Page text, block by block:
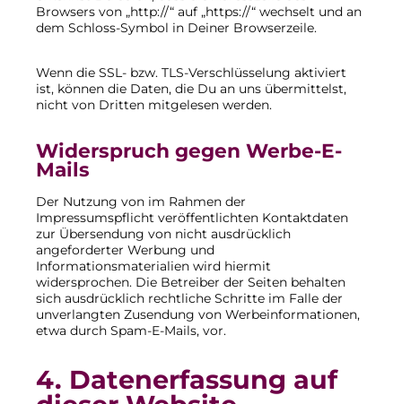
Browsers von „http://“ auf „https://“ wechselt und an
dem Schloss-Symbol in Deiner Browserzeile.
Wenn die SSL- bzw. TLS-Verschlüsselung aktiviert
ist, können die Daten, die Du an uns übermittelst,
nicht von Dritten mitgelesen werden.
Widerspruch gegen Werbe-E-
Mails
Der Nutzung von im Rahmen der
Impressumspflicht veröffentlichten Kontaktdaten
zur Übersendung von nicht ausdrücklich
angeforderter Werbung und
Informationsmaterialien wird hiermit
widersprochen. Die Betreiber der Seiten behalten
sich ausdrücklich rechtliche Schritte im Falle der
unverlangten Zusendung von Werbeinformationen,
etwa durch Spam-E-Mails, vor.
4. Datenerfassung auf